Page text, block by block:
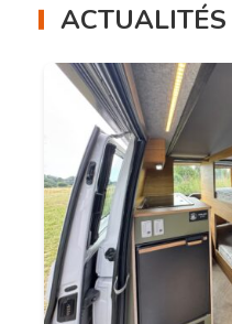
ACTUALITÉS